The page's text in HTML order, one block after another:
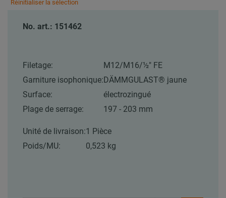
Réinitialiser la sélection
No. art.: 151462
Filetage:
M12/M16/½″ FE
Garniture isophonique: DÄMMGULAST® jaune
Surface:
électrozingué
Plage de serrage:
197 - 203 mm
Unité de livraison:1 Pièce
Poids/MU:
0,523 kg